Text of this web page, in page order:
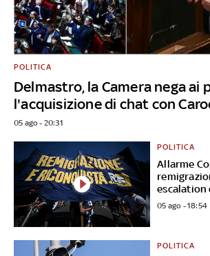
Delmastro, la Camera nega ai
l'acquisizione di chat con
POLITICA
05 ago - 20:31
Allarme
escalation
POLITICA
05 ago - 18:54
POLITICA